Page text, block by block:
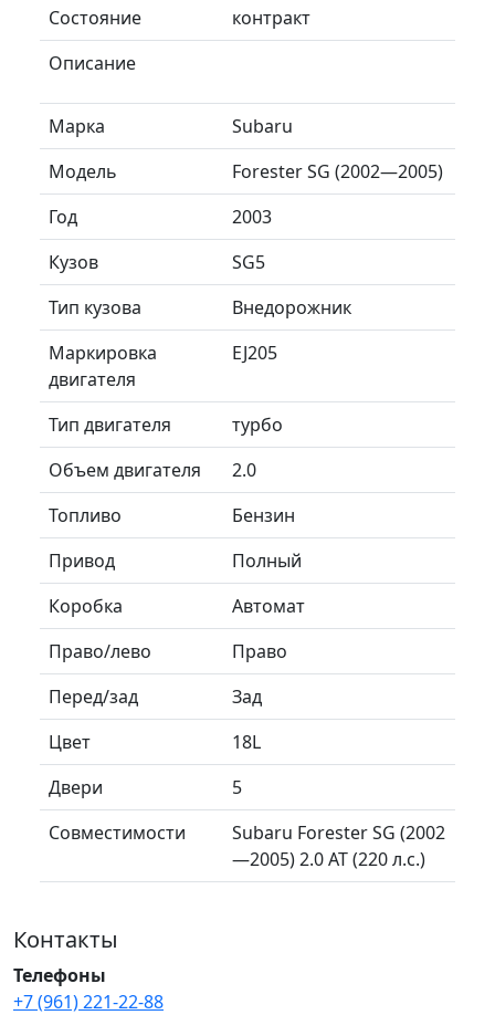
Состояние
контракт
Описание
Марка
Subaru
Модель
Forester SG (2002—2005)
Год
2003
Кузов
SG5
Тип кузова
Внедорожник
Маркировка
двигателя
EJ205
Тип двигателя
турбо
Объем двигателя
2.0
Топливо
Бензин
Привод
Полный
Коробка
Автомат
Право/лево
Право
Перед/зад
Зад
Цвет
18L
Двери
5
Совместимости
Subaru Forester SG (2002
—2005) 2.0 AT (220 л.с.)
Контакты
Телефоны
+7 (961) 221-22-88